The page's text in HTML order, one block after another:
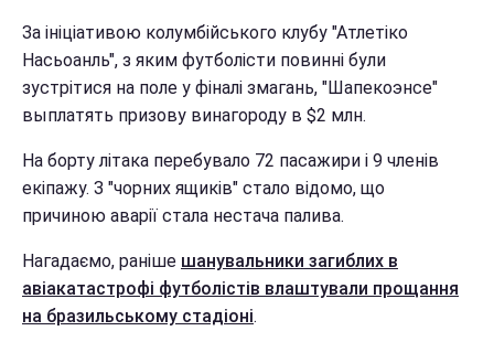
За ініціативою колумбійського клубу "Атлетіко
Насьоанль", з яким футболісти повинні були
зустрітися на поле у фіналі змагань, "Шапекоэнсе"
выплатять призову винагороду в $2 млн.
На борту літака перебувало 72 пасажири і 9 членів
екіпажу. З "чорних ящиків" стало відомо, що
причиною аварії стала нестача палива.
Нагадаємо, раніше шанувальники загиблих в
авіакатастрофі футболістів влаштували прощання
на бразильському стадіоні.